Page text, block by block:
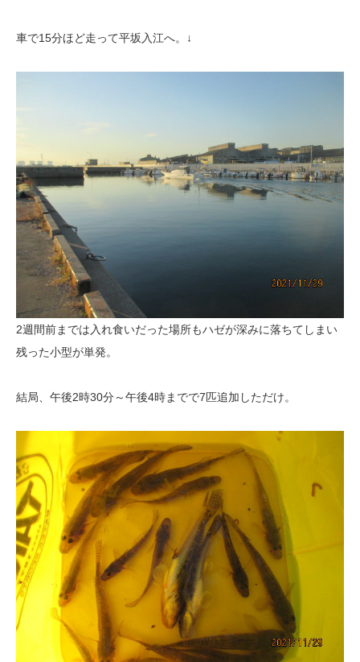
車で15分ほど走って平坂入江へ。↓
2週間前までは入れ食いだった場所もハゼが深みに落ちてしまい
残った小型が単発。
結局、午後2時30分～午後4時までで7匹追加しただけ。